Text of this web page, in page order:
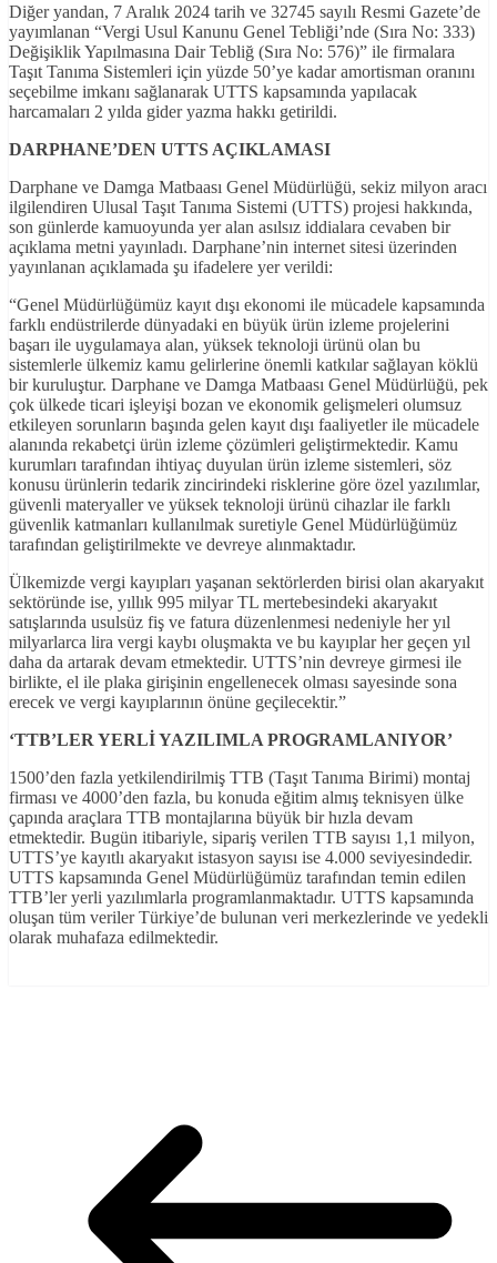
Diğer yandan, 7 Aralık 2024 tarih ve 32745 sayılı Resmi Gazete’de
yayımlanan “Vergi Usul Kanunu Genel Tebliği’nde (Sıra No: 333)
Değişiklik Yapılmasına Dair Tebliğ (Sıra No: 576)” ile firmalara
Taşıt Tanıma Sistemleri için yüzde 50’ye kadar amortisman oranını
seçebilme imkanı sağlanarak UTTS kapsamında yapılacak
harcamaları 2 yılda gider yazma hakkı getirildi.
DARPHANE’DEN UTTS AÇIKLAMASI
Darphane ve Damga Matbaası Genel Müdürlüğü, sekiz milyon aracı
ilgilendiren Ulusal Taşıt Tanıma Sistemi (UTTS) projesi hakkında,
son günlerde kamuoyunda yer alan asılsız iddialara cevaben bir
açıklama metni yayınladı. Darphane’nin internet sitesi üzerinden
yayınlanan açıklamada şu ifadelere yer verildi:
“Genel Müdürlüğümüz kayıt dışı ekonomi ile mücadele kapsamında
farklı endüstrilerde dünyadaki en büyük ürün izleme projelerini
başarı ile uygulamaya alan, yüksek teknoloji ürünü olan bu
sistemlerle ülkemiz kamu gelirlerine önemli katkılar sağlayan köklü
bir kuruluştur. Darphane ve Damga Matbaası Genel Müdürlüğü, pek
çok ülkede ticari işleyişi bozan ve ekonomik gelişmeleri olumsuz
etkileyen sorunların başında gelen kayıt dışı faaliyetler ile mücadele
alanında rekabetçi ürün izleme çözümleri geliştirmektedir. Kamu
kurumları tarafından ihtiyaç duyulan ürün izleme sistemleri, söz
konusu ürünlerin tedarik zincirindeki risklerine göre özel yazılımlar,
güvenli materyaller ve yüksek teknoloji ürünü cihazlar ile farklı
güvenlik katmanları kullanılmak suretiyle Genel Müdürlüğümüz
tarafından geliştirilmekte ve devreye alınmaktadır.
Ülkemizde vergi kayıpları yaşanan sektörlerden birisi olan akaryakıt
sektöründe ise, yıllık 995 milyar TL mertebesindeki akaryakıt
satışlarında usulsüz fiş ve fatura düzenlenmesi nedeniyle her yıl
milyarlarca lira vergi kaybı oluşmakta ve bu kayıplar her geçen yıl
daha da artarak devam etmektedir. UTTS’nin devreye girmesi ile
birlikte, el ile plaka girişinin engellenecek olması sayesinde sona
erecek ve vergi kayıplarının önüne geçilecektir.”
‘TTB’LER YERLİ YAZILIMLA PROGRAMLANIYOR’
1500’den fazla yetkilendirilmiş TTB (Taşıt Tanıma Birimi) montaj
firması ve 4000’den fazla, bu konuda eğitim almış teknisyen ülke
çapında araçlara TTB montajlarına büyük bir hızla devam
etmektedir. Bugün itibariyle, sipariş verilen TTB sayısı 1,1 milyon,
UTTS’ye kayıtlı akaryakıt istasyon sayısı ise 4.000 seviyesindedir.
UTTS kapsamında Genel Müdürlüğümüz tarafından temin edilen
TTB’ler yerli yazılımlarla programlanmaktadır. UTTS kapsamında
oluşan tüm veriler Türkiye’de bulunan veri merkezlerinde ve yedekli
olarak muhafaza edilmektedir.